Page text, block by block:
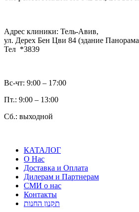
Адрес клиники: Тель-Авив,
ул. Дерех Бен Цви 84 (здание
Тел *3839
Вс-чт: 9:00 – 17:00
Пт.: 9:00 – 13:00
Сб.: выходной
КАТАЛОГ
О Нас
Доставка и Оплата
Дилерам и Партнерам
СМИ о нас
Контакты
תקנון החנות